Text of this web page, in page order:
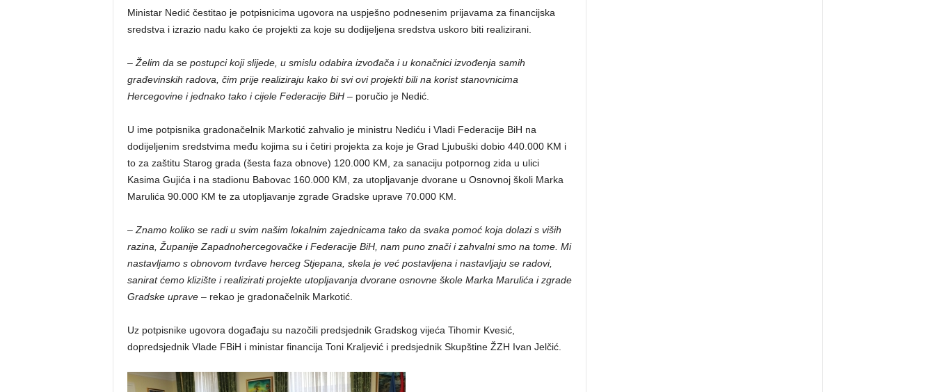
Ministar Nedić čestitao je potpisnicima ugovora na uspješno podnesenim prijavama za financijska
sredstva i izrazio nadu kako će projekti za koje su dodijeljena sredstva uskoro biti realizirani.
– Želim da se postupci koji slijede, u smislu odabira izvođača i u konačnici izvođenja samih
građevinskih radova, čim prije realiziraju kako bi svi ovi projekti bili na korist stanovnicima
Hercegovine i jednako tako i cijele Federacije BiH– poručio je Nedić.
U ime potpisnika gradonačelnik Markotić zahvalio je ministru Nediću i Vladi Federacije BiH na
dodijeljenim sredstvima među kojima su i četiri projekta za koje je Grad Ljubuški dobio 440.000 KM i
to za zaštitu Starog grada (šesta faza obnove) 120.000 KM, za sanaciju potpornog zida u ulici
Kasima Gujića i na stadionu Babovac 160.000 KM, za utopljavanje dvorane u Osnovnoj školi Marka
Marulića 90.000 KM te za utopljavanje zgrade Gradske uprave 70.000 KM.
– Znamo koliko se radi u svim našim lokalnim zajednicama tako da svaka pomoć koja dolazi s viših
razina, Županije Zapadnohercegovačke i Federacije BiH, nam puno znači i zahvalni smo na tome. Mi
nastavljamo s obnovom tvrđave herceg Stjepana, skela je već postavljena i nastavljaju se radovi,
sanirat ćemo klizište i realizirati projekte utopljavanja dvorane osnovne škole Marka Marulića i zgrade
Gradske uprave– rekao je gradonačelnik Markotić.
Uz potpisnike ugovora događaju su nazočili predsjednik Gradskog vijeća Tihomir Kvesić,
dopredsjednik Vlade FBiH i ministar financija Toni Kraljević i predsjednik Skupštine ŽZH Ivan Jelčić.